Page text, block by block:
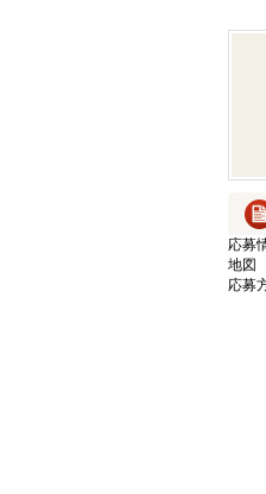
応募
地図
応募